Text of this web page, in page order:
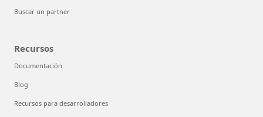
Buscar un partner
Recursos
Documentación
Blog
Recursos para desarrolladores